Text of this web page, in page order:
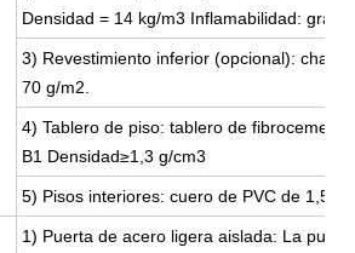
Densidad = 14 kg/m3 Inflamabilidad:
3) Revestimiento inferior (opcional):
70 g/m2.
4) Tablero de piso: tablero de
B1 Densidad≥1,3 g/cm3
5) Pisos interiores: cuero de PVC de 1,5
1) Puerta de acero ligera aislada: La